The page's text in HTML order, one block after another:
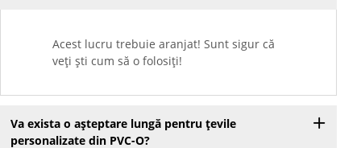
Acest lucru trebuie aranjat! Sunt sigur că
veți ști cum să o folosiți!
Va exista o așteptare lungă pentru țevile
personalizate din PVC-O?